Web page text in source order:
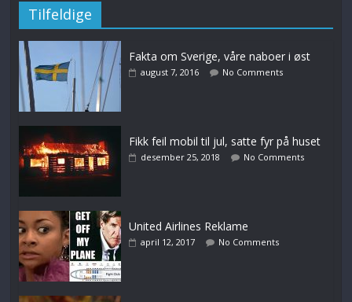
Tilfeldige
Fakta om Sverige, våre naboer i øst
august 7, 2016 No Comments
Fikk feil mobil til jul, satte fyr på huset
desember 25, 2018 No Comments
United Airlines Reklame
april 12, 2017 No Comments